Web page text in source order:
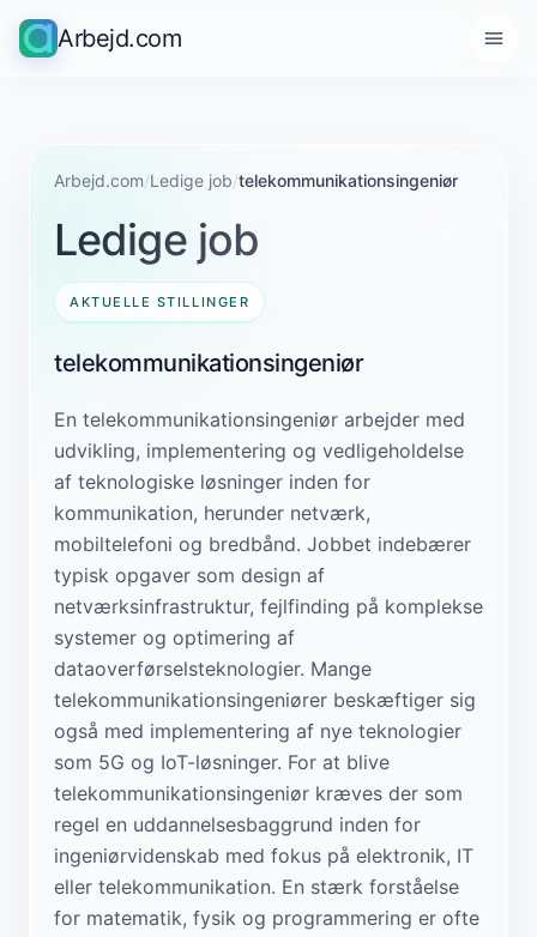
Arbejd.com
Arbejd.com/Ledige job/telekommunikationsingeniør
Ledige job
AKTUELLE STILLINGER
telekommunikationsingeniør
En telekommunikationsingeniør arbejder med
udvikling, implementering og vedligeholdelse
af teknologiske løsninger inden for
kommunikation, herunder netværk,
mobiltelefoni og bredbånd. Jobbet indebærer
typisk opgaver som design af
netværksinfrastruktur, fejlfinding på komplekse
systemer og optimering af
dataoverførselsteknologier. Mange
telekommunikationsingeniører beskæftiger sig
også med implementering af nye teknologier
som 5G og IoT-løsninger. For at blive
telekommunikationsingeniør kræves der som
regel en uddannelsesbaggrund inden for
ingeniørvidenskab med fokus på elektronik, IT
eller telekommunikation. En stærk forståelse
for matematik, fysik og programmering er ofte